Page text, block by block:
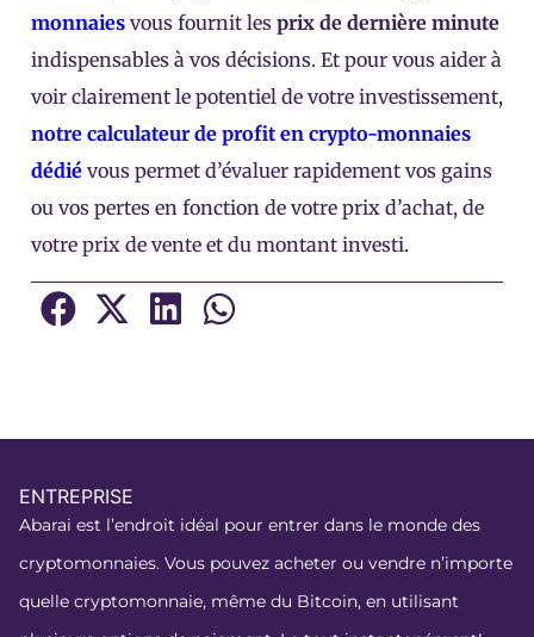
monnaies vous fournit les prix de dernière minute
indispensables à vos décisions. Et pour vous aider à
voir clairement le potentiel de votre investissement,
notre calculateur de profit en crypto-monnaies
dédié vous permet d’évaluer rapidement vos gains
ou vos pertes en fonction de votre prix d’achat, de
votre prix de vente et du montant investi.
ENTREPRISE
Abarai est l’endroit idéal pour entrer dans le monde des
cryptomonnaies. Vous pouvez acheter ou vendre n’importe
quelle cryptomonnaie, même du Bitcoin, en utilisant